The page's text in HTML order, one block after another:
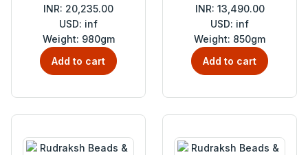
INR: 20,235.00
USD: inf
Weight: 980gm
Add to cart
INR: 13,490.00
USD: inf
Weight: 850gm
Add to cart